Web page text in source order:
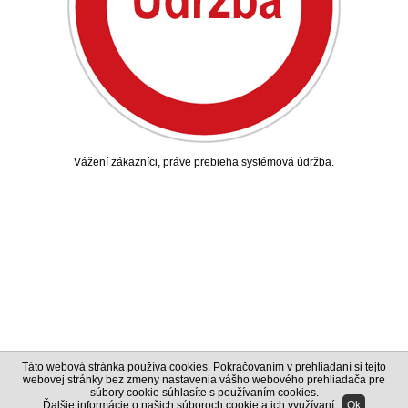
Vážení zákazníci, práve prebieha systémová údržba.
Táto webová stránka používa cookies. Pokračovaním v prehliadaní si tejto
webovej stránky bez zmeny nastavenia vášho webového prehliadača pre
súbory cookie súhlasíte s používaním cookies.
Ďalšie informácie o našich súboroch cookie a ich využívaní
Ok